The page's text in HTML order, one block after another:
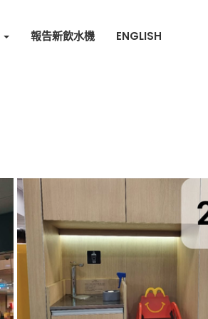
報告新飲水機 ENGLISH